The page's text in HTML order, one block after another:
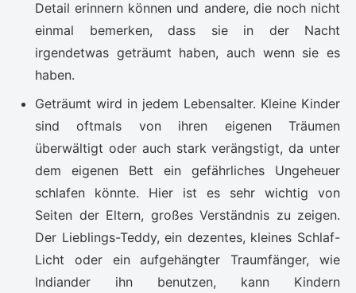
Detail erinnern können und andere, die noch nicht
einmal bemerken, dass sie in der Nacht
irgendetwas geträumt haben, auch wenn sie es
haben.
Geträumt wird in jedem Lebensalter. Kleine Kinder
sind oftmals von ihren eigenen Träumen
überwältigt oder auch stark verängstigt, da unter
dem eigenen Bett ein gefährliches Ungeheuer
schlafen könnte. Hier ist es sehr wichtig von
Seiten der Eltern, großes Verständnis zu zeigen.
Der Lieblings-Teddy, ein dezentes, kleines Schlaf-
Licht oder ein aufgehängter Traumfänger, wie
Indiander ihn benutzen, kann Kindern